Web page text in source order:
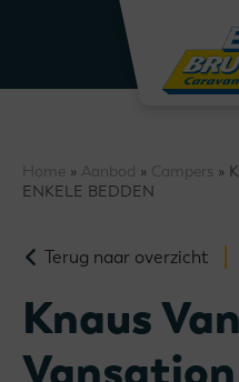
Home » Aanbod » Campers »
ENKELE BEDDEN
Terug naar overzicht
Knaus